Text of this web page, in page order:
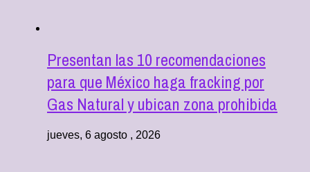
Presentan las 10 recomendaciones
para que México haga fracking por
Gas Natural y ubican zona prohibida
jueves, 6 agosto , 2026